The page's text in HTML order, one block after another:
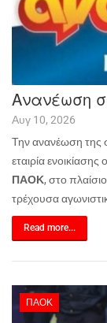
Ανανέωση
Αυγ 10, 2026
Την ανανέωση της
εταιρία
ΠΑΟΚ, στο
τρέχουσα
Read more...
ΠΑΟΚ